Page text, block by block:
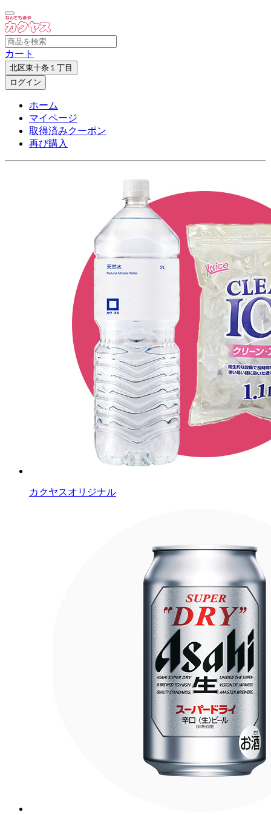
カート
北区東十条１丁目
ログイン
ホーム
マイページ
取得済みクーポン
再び購入
カクヤスオリジナル